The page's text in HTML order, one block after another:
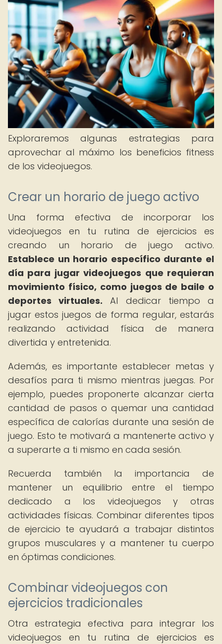
Exploraremos algunas estrategias para
aprovechar al máximo los beneficios fitness
de los videojuegos.
Crear un horario de juego activo
Una forma efectiva de incorporar los
videojuegos en tu rutina de ejercicios es
creando un horario de juego activo.
Establece un horario específico durante el
día para jugar videojuegos que requieran
movimiento físico, como juegos de baile o
deportes virtuales. Al dedicar tiempo a
jugar estos juegos de forma regular, estarás
realizando actividad física de manera
divertida y entretenida.
Además, es importante establecer metas y
desafíos para ti mismo mientras juegas. Por
ejemplo, puedes proponerte alcanzar cierta
cantidad de pasos o quemar una cantidad
específica de calorías durante una sesión de
juego. Esto te motivará a mantenerte activo y
a superarte a ti mismo en cada sesión.
Recuerda también la importancia de
mantener un equilibrio entre el tiempo
dedicado a los videojuegos y otras
actividades físicas. Combinar diferentes tipos
de ejercicio te ayudará a trabajar distintos
grupos musculares y a mantener tu cuerpo
en óptimas condiciones.
Combinar videojuegos con
ejercicios tradicionales
Otra estrategia efectiva para integrar los
videojuegos en tu rutina de ejercicios es